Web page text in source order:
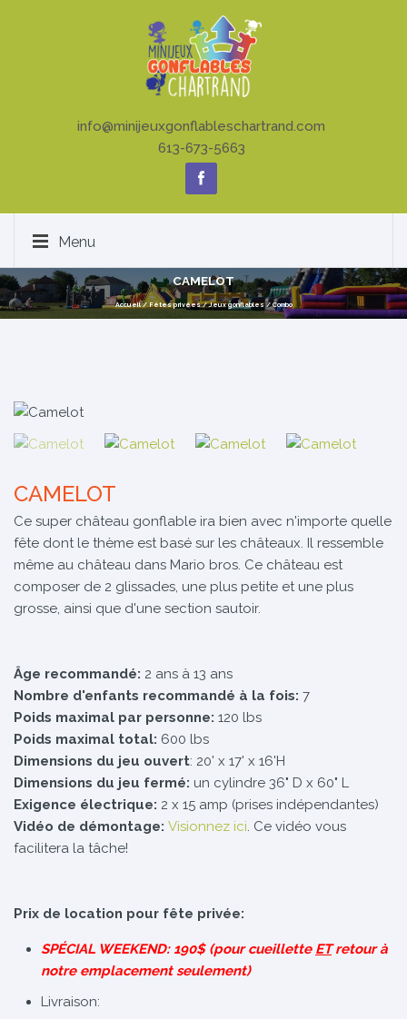
info@minijeuxgonflableschartrand.com
613-673-5663
Menu
CAMELOT
Accueil/Fêtes privées/Jeux gonflables/Combo
CAMELOT
Ce super château gonflable ira bien avec n'importe quelle
fête dont le thème est basé sur les châteaux. Il ressemble
même au château dans Mario bros. Ce château est
composer de 2 glissades, une plus petite et une plus
grosse, ainsi que d'une section sautoir.
Âge recommandé: 2 ans à 13 ans
Nombre d'enfants recommandé à la fois: 7
Poids maximal par personne: 120 lbs
Poids maximal total: 600 lbs
Dimensions du jeu ouvert: 20' x 17' x 16'H
Dimensions du jeu fermé: un cylindre 36" D x 60" L
Exigence électrique: 2 x 15 amp (prises indépendantes)
Vidéo de démontage: Visionnez ici. Ce vidéo vous
facilitera la tâche!
Prix de location pour fête privée:
SPÉCIAL WEEKEND: 190$ (pour cueillette ETretour à
notre emplacement seulement)
Livraison: